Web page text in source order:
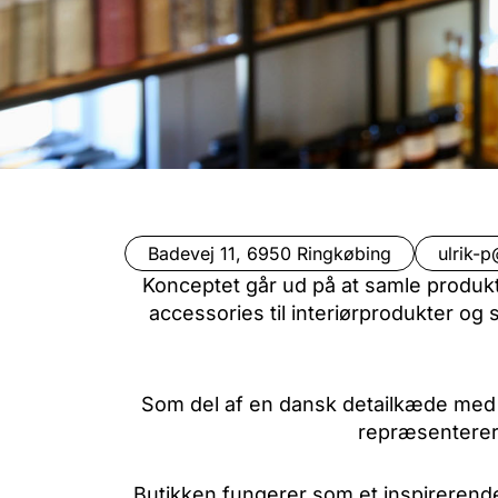
Badevej 11, 6950 Ringkøbing ulrik-
Konceptet går ud på at samle
accessories til interiørprodukter og
Som del af en dansk detailkæde
repræsenterer